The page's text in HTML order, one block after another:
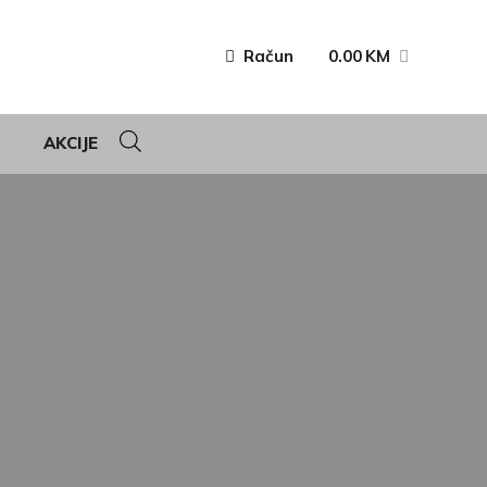
Račun 0.00 KM
AKCIJE